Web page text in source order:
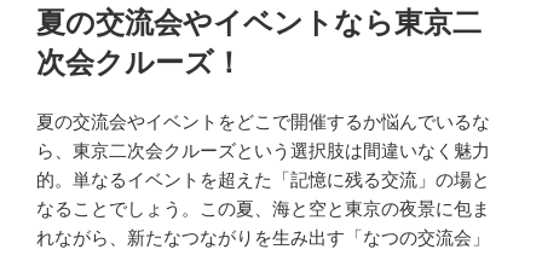
稿
日:
夏の交流会やイベントなら東京二
次会クルーズ！
夏の交流会やイベントをどこで開催するか悩んでいるな
ら、東京二次会クルーズという選択肢は間違いなく魅力
的。単なるイベントを超えた「記憶に残る交流」の場と
なることでしょう。この夏、海と空と東京の夜景に包ま
れながら、新たなつながりを生み出す「なつの交流会」